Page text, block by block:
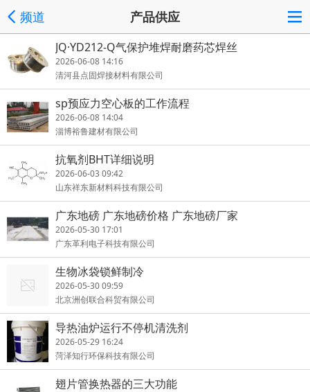
频道 产品供应
JQ·YD212-Q气保护堆焊耐磨药芯焊丝
2026-06-08 14:16
清河县点固焊接材料有限公司
sp预应力空心板的工作流程
2026-06-08 14:04
淄博裕鲁建材有限公司
抗氧剂BHT详细说明
2026-06-03 09:42
山东祥东新材料科技有限公司
广东地磅 广东地磅价格 广东地磅厂家
2026-05-30 17:01
广东革利电子科技有限公司
生物冰袋锁鲜制冷
2026-05-30 09:59
北京洲创联合科贸有限公司
导热油炉运行不停机清洗剂
2026-05-29 16:24
菏泽知行环保科技有限公司
翅片管换热器的三大功能